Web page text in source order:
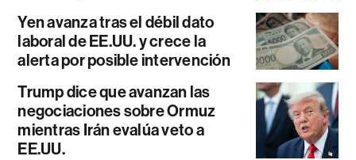
Yen avanza tras el débil dato
laboral de EE.UU. y crece la
alerta por posible intervención
Trump dice que avanzan las
negociaciones sobre Ormuz
mientras Irán evalúa veto a
EE.UU.